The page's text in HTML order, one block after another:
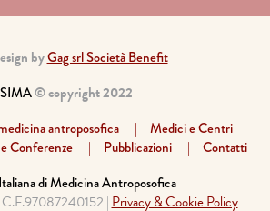
byGag srl Società Benefit
SIMA© copyright 2022
antroposofica
Medici e Centri
Conferenze
Pubblicazioni
Contatti
di Medicina Antroposofica
| Privacy & Cookie Policy